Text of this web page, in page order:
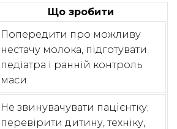
Що зробити
Попередити про можливу
нестачу молока, підготувати
педіатра і ранній контроль
маси.
Не звинувачувати пацієнтку;
перевірити дитину, техніку,